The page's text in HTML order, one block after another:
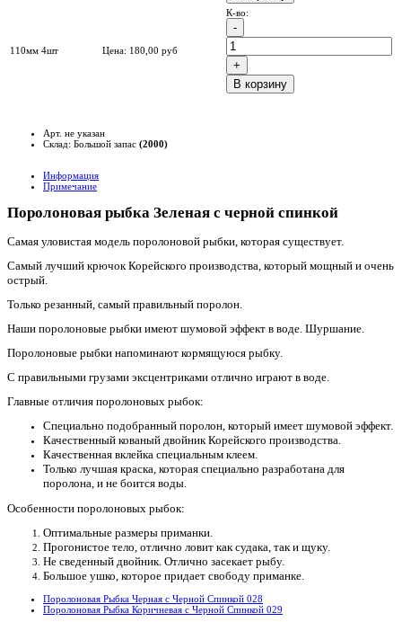
110мм 4шт Цена: 180,00 руб
К-во:
B корзину
Арт. не указан
Склад: Большой запас (2000)
Информация
Примечание
Поролоновая рыбка Зеленая с черной спинкой
Самая уловистая модель поролоновой рыбки, которая существует.
Самый лучший крючок Корейского производства, который мощный и очень
острый.
Только резанный, самый правильный поролон.
Наши поролоновые рыбки имеют шумовой эффект в воде. Шуршание.
Поролоновые рыбки напоминают кормящуюся рыбку.
С правильными грузами эксцентриками отлично играют в воде.
Главные отличия поролоновых рыбок:
Специально подобранный поролон, который имеет шумовой эффект.
Качественный кованый двойник Корейского производства.
Качественная вклейка специальным клеем.
Только лучшая краска, которая специально разработана для
поролона, и не боится воды.
Особенности поролоновых рыбок:
Оптимальные размеры приманки.
Прогонистое тело, отлично ловит как судака, так и щуку.
Не сведенный двойник. Отлично засекает рыбу.
Большое ушко, которое придает свободу приманке.
Поролоновая Рыбка Черная с Черной Спинкой 028
Поролоновая Рыбка Коричневая с Черной Спинкой 029